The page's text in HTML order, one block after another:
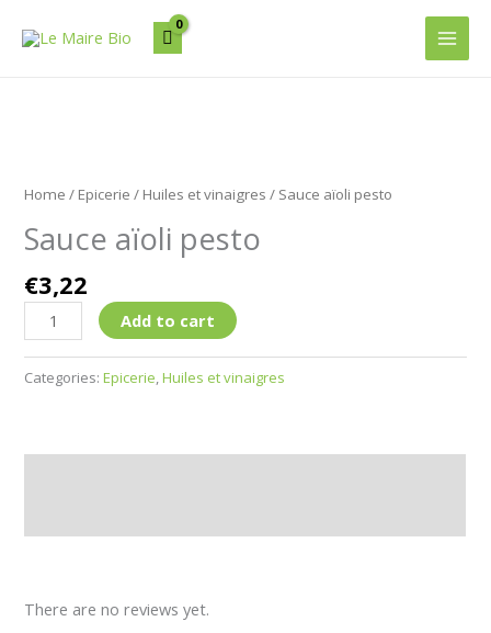
Main
Home / Epicerie / Huiles et vinaigres / Sauce aïoli pesto
Sauce aïoli pesto
€3,22
aïoli
quantity
Add to cart
Categories:Epicerie ,Huiles et vinaigres
There are no reviews yet.